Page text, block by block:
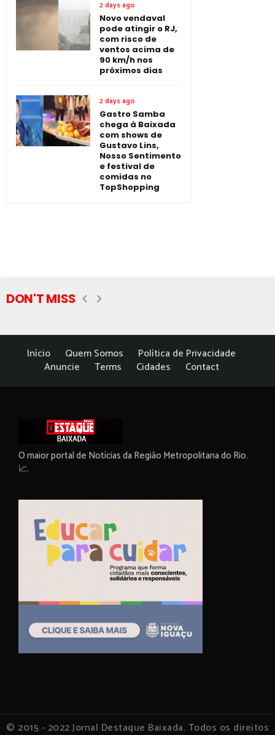
2 days ago
Novo vendaval
pode atingir o RJ,
com risco de
ventos acima de
90 km/h nos
próximos dias
2 days ago
Gastro Samba
chega à Baixada
com shows de
Gustavo Lins,
Nosso Sentimento
e festival de
comidas no
TopShopping
DON'T MISS
Início Quem Somos
Política de Privacidade
Anuncie
Terms Cidades Contact
O maior portal de Notícias da Região Metropolitana do Rio.
📈.
© 2015 - 2022 Jornal Destaque Baixada. Todos os direitos